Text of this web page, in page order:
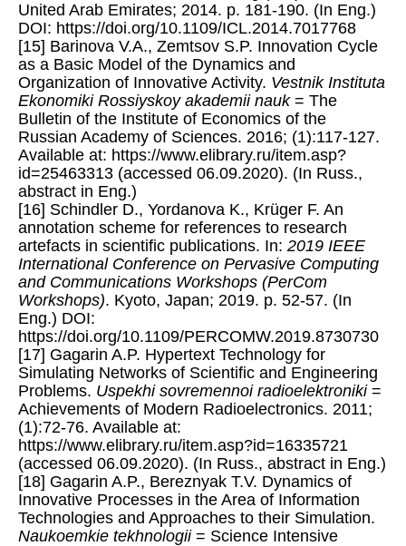
United Arab Emirates; 2014. p. 181-190. (In Eng.)
DOI: https://doi.org/10.1109/ICL.2014.7017768
[15] Barinova V.A., Zemtsov S.P. Innovation Cycle
as a Basic Model of the Dynamics and
Organization of Innovative Activity. Vestnik Instituta
Ekonomiki Rossiyskoy akademii nauk= The
Bulletin of the Institute of Economics of the
Russian Academy of Sciences. 2016; (1):117-127.
Available at: https://www.elibrary.ru/item.asp?
id=25463313 (accessed 06.09.2020). (In Russ.,
abstract in Eng.)
[16] Schindler D., Yordanova K., Krüger F. An
annotation scheme for references to research
artefacts in scientific publications. In: 2019 IEEE
International Conference on Pervasive Computing
and Communications Workshops (PerCom
Workshops). Kyoto, Japan; 2019. p. 52-57. (In
Eng.) DOI:
https://doi.org/10.1109/PERCOMW.2019.8730730
[17] Gagarin A.P. Hypertext Technology for
Simulating Networks of Scientific and Engineering
Problems. Uspekhi sovremennoi radioelektroniki=
Achievements of Modern Radioelectronics. 2011;
(1):72-76. Available at:
https://www.elibrary.ru/item.asp?id=16335721
(accessed 06.09.2020). (In Russ., abstract in Eng.)
[18] Gagarin A.P., Bereznyak T.V. Dynamics of
Innovative Processes in the Area of Information
Technologies and Approaches to their Simulation.
Naukoemkie tekhnologii= Science Intensive